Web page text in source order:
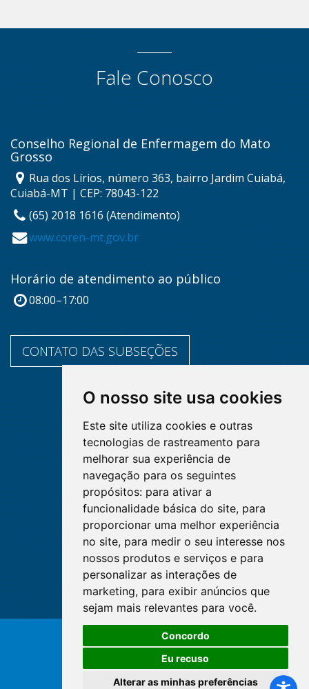
O nosso site usa cookies
Este site utiliza cookies e outras
tecnologias de rastreamento para
melhorar sua experiência de
navegação para os seguintes
propósitos: para ativar a
funcionalidade básica do site, para
proporcionar uma melhor experiência
no site, para medir o seu interesse nos
nossos produtos e serviços e para
personalizar as interações de
marketing, para exibir anúncios que
sejam mais relevantes para você.
Concordo
Eu recuso
Alterar as minhas preferências
Fale Conosco
Conselho Regional de Enfermagem do Mato
Grosso
Rua dos Lírios, número 363, bairro Jardim Cuiabá,
Cuiabá-MT | CEP: 78043-122
(65) 2018 1616 (Atendimento)
www.coren-mt.gov.br
Horário de atendimento ao público
08:00–17:00
CONTATO DAS SUBSEÇÕES
© Copyright 2026 - Cofen/CORENs